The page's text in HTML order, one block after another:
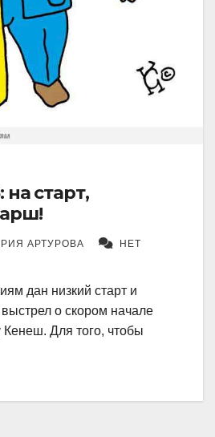
старт,
АРТУРОВА
НЕТ
дан низкий старт и
о скором начале
Для того, чтобы